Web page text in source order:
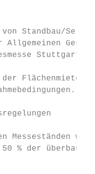
von Standbau/
Allgemeinen
der
Messeständen
50 % der